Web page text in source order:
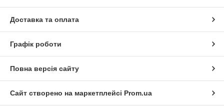
Доставка та оплата
Графік роботи
Повна версія сайту
Сайт створено на маркетплейсі Prom.ua